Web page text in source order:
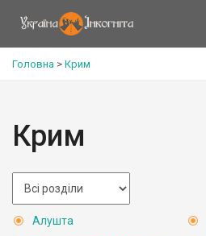
Головна > Крим
Крим
Алушта